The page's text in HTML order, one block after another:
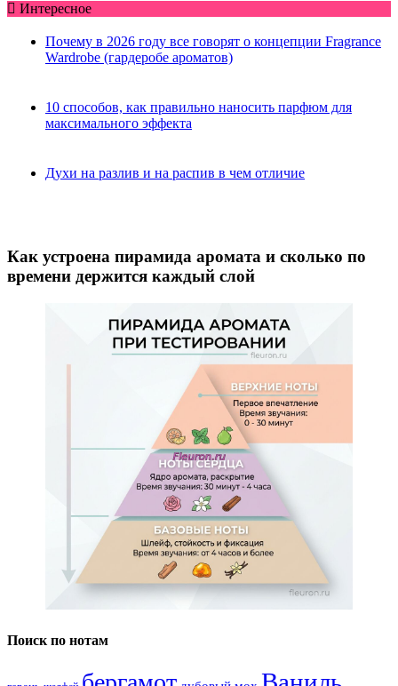
Интересное
Почему в 2026 году все говорят о концепции Fragrance
Wardrobe (гардеробе ароматов)
10 способов, как правильно наносить парфюм для
максимального эффекта
Духи на разлив и на распив в чем отличие
Как устроена пирамида аромата и сколько по
времени держится каждый слой
Поиск по нотам